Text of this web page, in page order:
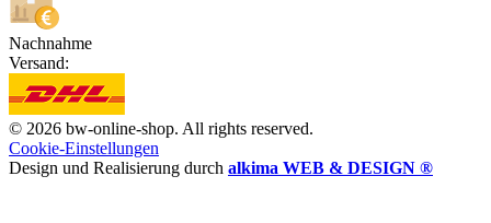
Nachnahme
Versand:
© 2026 bw-online-shop. All rights reserved.
Cookie-Einstellungen
Design und Realisierung durch alkima WEB & DESIGN ®